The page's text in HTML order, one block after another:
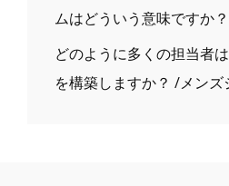
ムはどういう意味ですか？
どのように多くの担当者
を構築しますか？ /メンズ